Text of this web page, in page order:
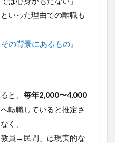
いった理由での離職も
の背景にあるもの』
と、 毎年2,000〜4,000
転職していると推定さ
く、
員→民間」は現実的な